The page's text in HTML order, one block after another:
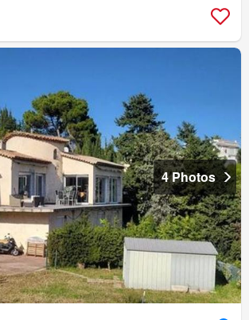
4 Photos